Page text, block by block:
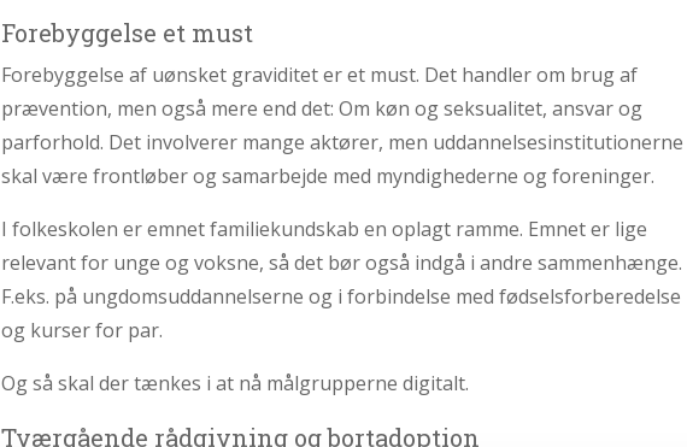
Forebyggelse et must
Forebyggelse af uønsket graviditet er et must. Det handler om brug af
prævention, men også mere end det: Om køn og seksualitet, ansvar og
parforhold. Det involverer mange aktører, men uddannelsesinstitutionerne
skal være frontløber og samarbejde med myndighederne og foreninger.
I folkeskolen er emnet familiekundskab en oplagt ramme. Emnet er lige
relevant for unge og voksne, så det bør også indgå i andre sammenhænge.
F.eks. på ungdomsuddannelserne og i forbindelse med fødselsforberedelse
og kurser for par.
Og så skal der tænkes i at nå målgrupperne digitalt.
Tværgående rådgivning og bortadoption